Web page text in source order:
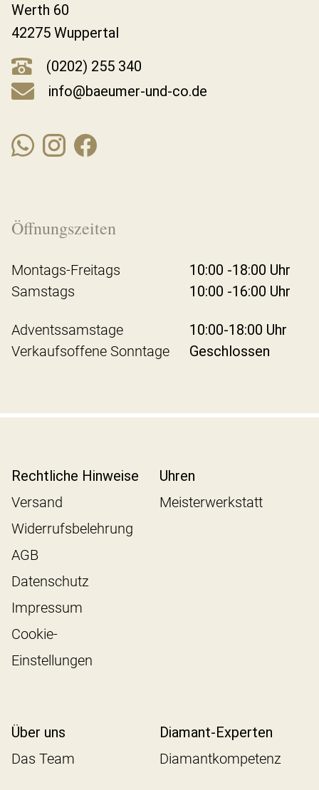
Werth 60
42275 Wuppertal
(0202) 255 340
info@baeumer-und-co.de
Öffnungszeiten
Montags-Freitags
10:00 -18:00 Uhr
Samstags
10:00 -16:00 Uhr
Adventssamstage
10:00-18:00 Uhr
Verkaufsoffene Sonntage
Geschlossen
Rechtliche Hinweise
Versand
Widerrufsbelehrung
AGB
Datenschutz
Impressum
Cookie-
Einstellungen
Uhren
Meisterwerkstatt
Über uns
Das Team
Diamant-Experten
Diamantkompetenz